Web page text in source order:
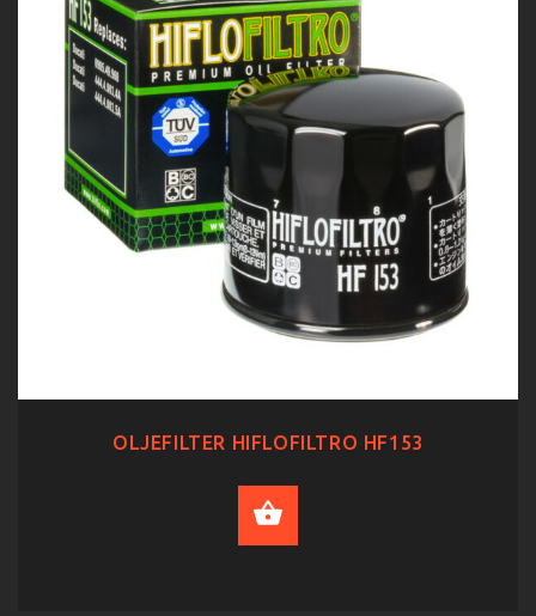
OLJEFILTER HIFLOFILTRO HF153